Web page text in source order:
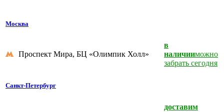
Москва
Проспект Мира, БЦ «Олимпик Холл»
в
наличииможно
забрать сегодня
Санкт-Петербург
доставим